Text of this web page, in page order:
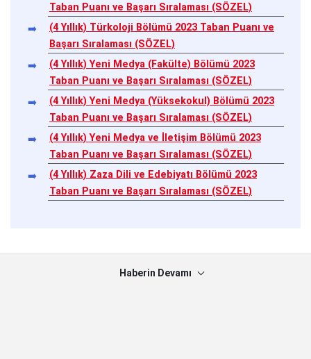
Taban Puanı ve Başarı Sıralaması (SÖZEL)
(4 Yıllık) Türkoloji Bölümü 2023 Taban Puanı ve
Başarı Sıralaması (SÖZEL)
(4 Yıllık) Yeni Medya (Fakülte) Bölümü 2023
Taban Puanı ve Başarı Sıralaması (SÖZEL)
(4 Yıllık) Yeni Medya (Yüksekokul) Bölümü 2023
Taban Puanı ve Başarı Sıralaması (SÖZEL)
(4 Yıllık) Yeni Medya ve İletişim Bölümü 2023
Taban Puanı ve Başarı Sıralaması (SÖZEL)
(4 Yıllık) Zaza Dili ve Edebiyatı Bölümü 2023
Taban Puanı ve Başarı Sıralaması (SÖZEL)
Haberin Devamı